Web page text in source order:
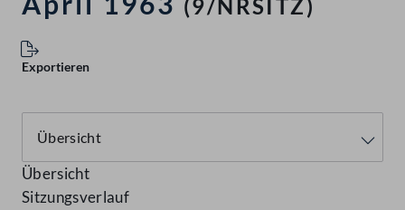
(9/NRSITZ)
Exportieren
Übersicht
Sitzungsverlauf